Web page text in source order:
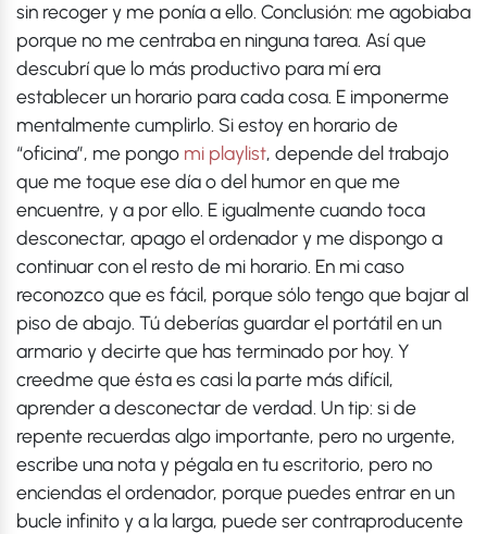
sin recoger y me ponía a ello. Conclusión: me agobiaba
porque no me centraba en ninguna tarea. Así que
descubrí que lo más productivo para mí era
establecer un horario para cada cosa. E imponerme
mentalmente cumplirlo. Si estoy en horario de
“oficina”, me pongo mi playlist, depende del trabajo
que me toque ese día o del humor en que me
encuentre, y a por ello. E igualmente cuando toca
desconectar, apago el ordenador y me dispongo a
continuar con el resto de mi horario. En mi caso
reconozco que es fácil, porque sólo tengo que bajar al
piso de abajo. Tú deberías guardar el portátil en un
armario y decirte que has terminado por hoy. Y
creedme que ésta es casi la parte más difícil,
aprender a desconectar de verdad. Un tip: si de
repente recuerdas algo importante, pero no urgente,
escribe una nota y pégala en tu escritorio, pero no
enciendas el ordenador, porque puedes entrar en un
bucle infinito y a la larga, puede ser contraproducente